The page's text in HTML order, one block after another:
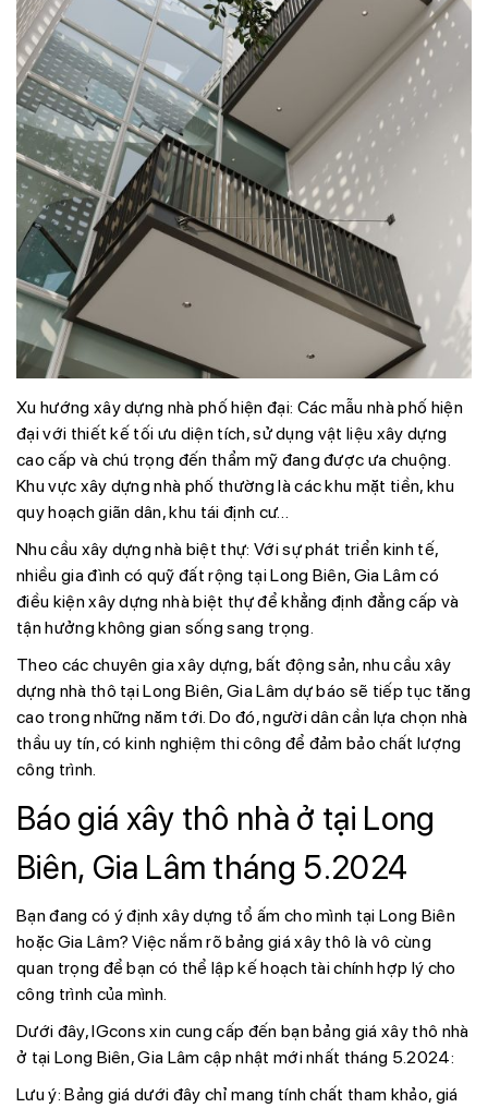
Xu hướng xây dựng nhà phố hiện đại: Các mẫu nhà phố hiện
đại với thiết kế tối ưu diện tích, sử dụng vật liệu xây dựng
cao cấp và chú trọng đến thẩm mỹ đang được ưa chuộng.
Khu vực xây dựng nhà phố thường là các khu mặt tiền, khu
quy hoạch giãn dân, khu tái định cư…
Nhu cầu xây dựng nhà biệt thự: Với sự phát triển kinh tế,
nhiều gia đình có quỹ đất rộng tại Long Biên, Gia Lâm có
điều kiện xây dựng nhà biệt thự để khẳng định đẳng cấp và
tận hưởng không gian sống sang trọng.
Theo các chuyên gia xây dựng, bất động sản, nhu cầu xây
dựng nhà thô tại Long Biên, Gia Lâm dự báo sẽ tiếp tục tăng
cao trong những năm tới. Do đó, người dân cần lựa chọn nhà
thầu uy tín, có kinh nghiệm thi công để đảm bảo chất lượng
công trình.
Báo giá xây thô nhà ở tại Long
Biên, Gia Lâm tháng 5.2024
Bạn đang có ý định xây dựng tổ ấm cho mình tại Long Biên
hoặc Gia Lâm? Việc nắm rõ bảng giá xây thô là vô cùng
quan trọng để bạn có thể lập kế hoạch tài chính hợp lý cho
công trình của mình.
Dưới đây, IGcons xin cung cấp đến bạn bảng giá xây thô nhà
ở tại Long Biên, Gia Lâm cập nhật mới nhất tháng 5.2024:
Lưu ý: Bảng giá dưới đây chỉ mang tính chất tham khảo, giá